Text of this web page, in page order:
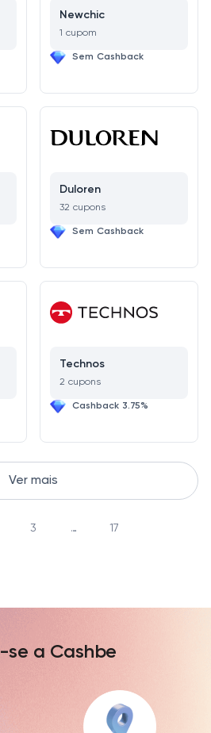
Newchic
1 cupom
Sem Cashback
Duloren
32 cupons
Sem Cashback
Technos
2 cupons
Cashback 3.75%
Ver mais
3 … 17
se a Cashbe